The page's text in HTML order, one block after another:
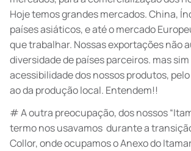
Hoje temos grandes mercados. China,
países asiáticos, e até o mercado
que trabalhar. Nossas exportações não
diversidade de países parceiros. mas
acessibilidade dos nossos produtos,
ao da produção local. Entendem!!
# A outra preocupação, dos nossos
termo nos usavamos durante a
Collor, onde ocupamos o Anexo do